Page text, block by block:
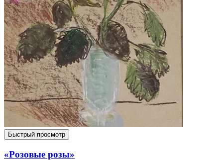
Быстрый просмотр
«Розовые розы»